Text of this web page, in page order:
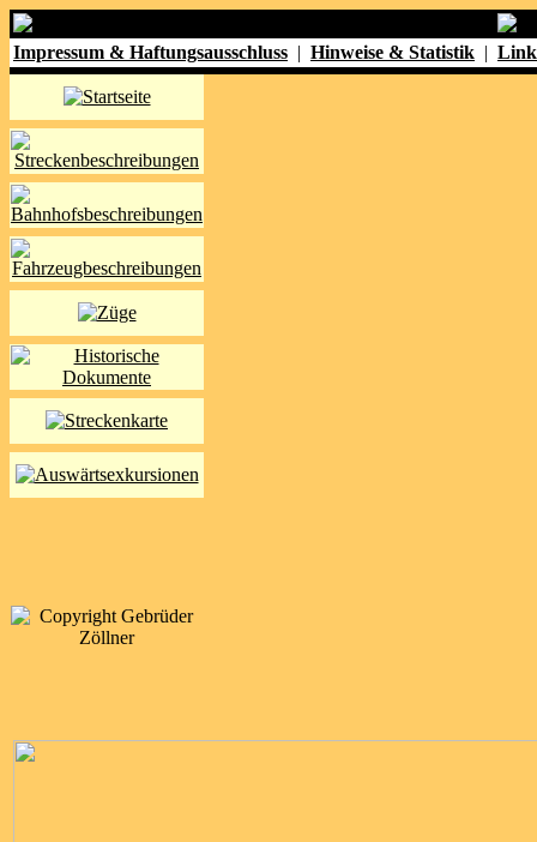
Impressum & Haftungsausschluss | Hinweise & Statistik |